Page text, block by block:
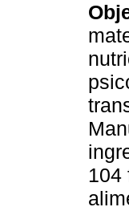
104